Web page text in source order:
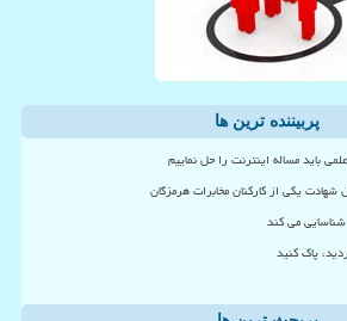
پربیننده ترین ها
باید مساله اینترنت را حل نماییم
شهادت یکی از کارکنان مخابرات هرمزگان
شناسایی می کند
پاک کنید